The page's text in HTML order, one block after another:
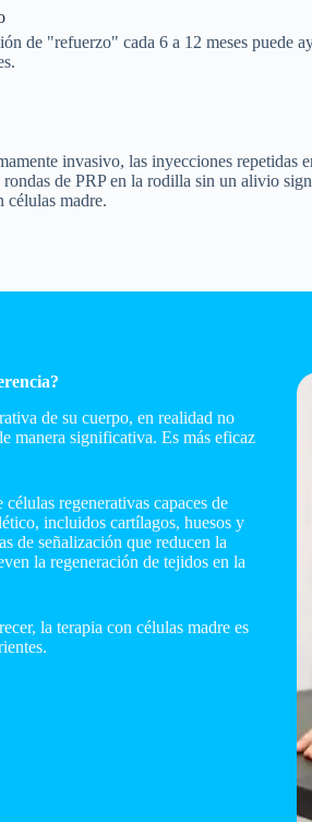
de "refuerzo" cada 6 a 12 meses puede
invasivo, las inyecciones
de PRP en la rodilla sin un alivio
células madre.
de su cuerpo, en realidad no
manera significativa. Es más eficaz
regenerativas capaces de
incluidos cartílagos, huesos y
de señalización que reducen la
la regeneración de tejidos en la
la terapia con células madre es